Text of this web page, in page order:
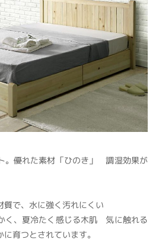
。優れた素材「ひのき」 調湿効果が
質で、水に強く汚れにくい
く、夏冷たく感じる木肌 気に触れる
育つとされています。